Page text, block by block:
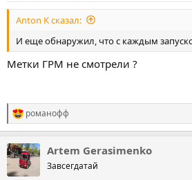
Anton K сказал:
И еще обнаружил, что с каждым
Метки ГРМ не смотрели ?
Р
е
к
ц
и
романофф
Artem Gerasimenko
Завсегдатай